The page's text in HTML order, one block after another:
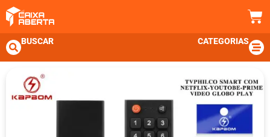
BUSCAR CATEGORIAS